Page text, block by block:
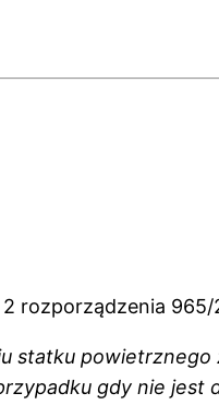
rozporządzenia 965/
statku
gdy nie jest